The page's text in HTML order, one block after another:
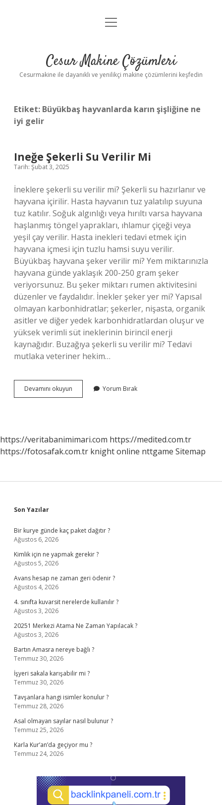
Anasayfa
Yasal Uyarı
menüyü
Cesur Makine Çözümleri
Cesurmakine ile dayanıklı ve yenilikçi makine çözümlerini keşfedin
Etiket: Büyükbaş hayvanlarda karın şişliğine ne
iyi gelir
Ineğe Şekerli Su Verilir Mi
Tarih: Şubat 3, 2025
İneklere şekerli su verilir mi? Şekerli su hazırlanır ve
hayvana içirilir. Hasta hayvanın tuz yalatılıp suyuna
tuz katılır. Soğuk algınlığı veya hırıltı varsa hayvana
haşlanmış töngel yaprakları, ıhlamur çiçeği veya
yeşil çay verilir. Hasta inekleri tedavi etmek için
hayvana içmesi için tuzlu hamsi suyu verilir.
Büyükbaş hayvana şeker verilir mi? Yem miktarınızla
hayvana günde yaklaşık 200-250 gram şeker
veriyorsunuz. Bu şeker miktarı rumen aktivitesini
düzenler ve faydalıdır. İnekler şeker yer mi? Yapısal
olmayan karbonhidratlar; şekerler, nişasta, organik
asitler ve diğer yedek karbonhidratlardan oluşur ve
yüksek verimli süt ineklerinin birincil enerji
kaynağıdır. Buzağıya şekerli su verilir mi? Tedavi
mutlaka veteriner hekim…
Devamını okuyun
Şekerli
Yorum Bırak
https://veritabanimimari.com https://medited.com.tr
https://fotosafak.com.tr knight online nttgame Sitemap
Sidebar
Son Yazılar
Bir kurye günde kaç paket dağıtır ?
Ağustos 6, 2026
Kimlik için ne yapmak gerekir ?
Ağustos 5, 2026
Avans hesap ne zaman geri ödenir ?
Ağustos 4, 2026
4. sınıfta kuvarsit nerelerde kullanılır ?
Ağustos 3, 2026
20251 Merkezi Atama Ne Zaman Yapılacak ?
Ağustos 3, 2026
Bartın Amasra nereye bağlı ?
Temmuz 30, 2026
İşyeri sakala karışabilir mi ?
Temmuz 30, 2026
Tavşanlara hangi isimler konulur ?
Temmuz 28, 2026
Asal olmayan sayılar nasıl bulunur ?
Temmuz 25, 2026
Karla Kur’an’da geçiyor mu ?
Temmuz 24, 2026